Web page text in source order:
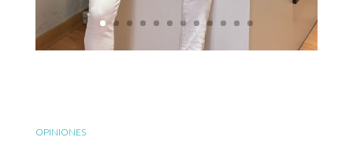
OPINIONES